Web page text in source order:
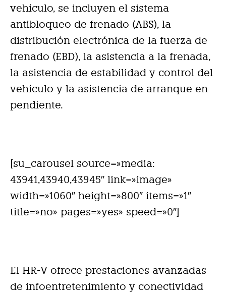
vehículo, se incluyen el sistema
antibloqueo de frenado (ABS), la
distribución electrónica de la fuerza de
frenado (EBD), la asistencia a la frenada,
la asistencia de estabilidad y control del
vehículo y la asistencia de arranque en
pendiente.
[su_carousel source=»media:
43941,43940,43945″ link=»image»
width=»1060″ height=»800″ items=»1″
title=»no» pages=»yes» speed=»0″]
El HR-V ofrece prestaciones avanzadas
de infoentretenimiento y conectividad